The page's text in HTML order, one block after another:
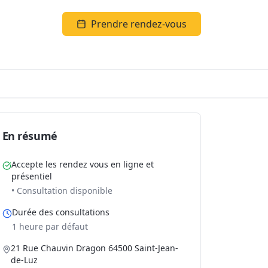
Prendre rendez-vous
En résumé
Accepte les rendez vous en ligne et
présentiel
• Consultation disponible
Durée des consultations
1 heure par défaut
21 Rue Chauvin Dragon 64500 Saint-Jean-
de-Luz